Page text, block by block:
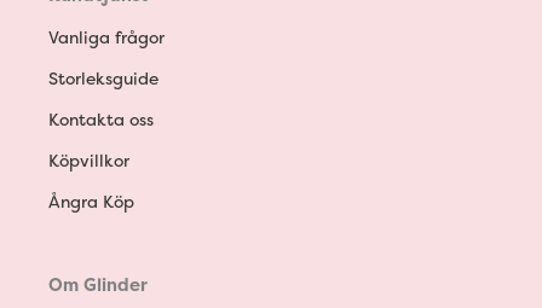
Vanliga frågor
Storleksguide
Kontakta oss
Köpvillkor
Ångra Köp
Om Glinder